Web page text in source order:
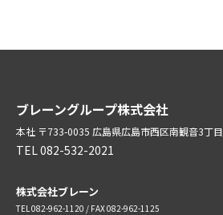
ブレーングループ株式会社
本社 〒733-0035 広島県広島市西区南観音3丁
TEL 082-532-2021
株式会社ブレーン
TEL 082-962-1120 / FAX 082-962-1125